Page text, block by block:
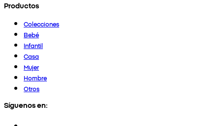
Productos
Colecciones
Bebé
Infantil
Casa
Mujer
Hombre
Otros
Síguenos en: